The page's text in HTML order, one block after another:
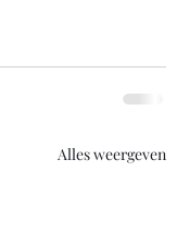
Alles weergeven